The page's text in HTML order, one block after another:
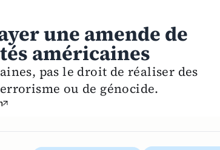
une amende de
américaines
pas le droit de réaliser des
ou de génocide.